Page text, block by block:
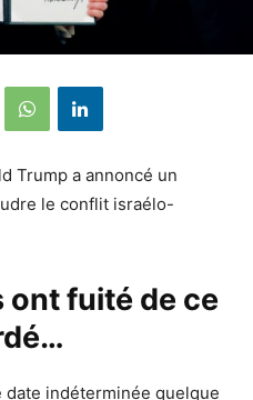
Trump a annoncé un
le conflit israélo-
ont fuité de ce
date indéterminée quelque